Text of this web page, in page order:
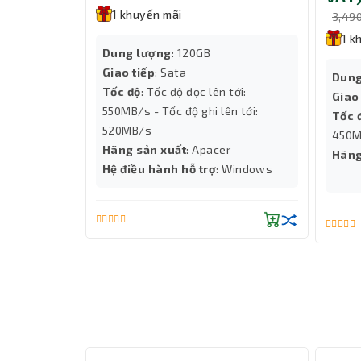
RAM hoạt động ở điện áp 1.4V, mang đến sự
đồng thời giảm thiểu nhiệt lượng phát sinh khi
Kết luận
Ram máy tính bàn Kingston Fury Beast RGB
dùng đang tìm kiếm một bộ RAM vừa có hiệu
game mạnh mẽ hoặc một dàn PC chuyên
thống của bạn lên một tầm cao mới.
1 khuyến mãi
Dung lượng: 120GB
Giao tiếp: Sata
Tốc độ: Tốc độ đọc lên tới:
550MB/s - Tốc độ ghi lên tới:
520MB/s
Hãng sản xuất: Apacer
Hệ điều hành hỗ trợ: Windows
1
Tốc